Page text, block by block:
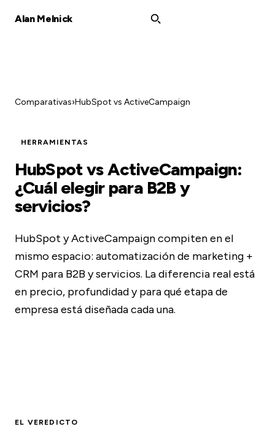
Alan Melnick
Comparativas›HubSpot vs ActiveCampaign
HERRAMIENTAS
HubSpot vs ActiveCampaign:
¿Cuál elegir para B2B y
servicios?
HubSpot y ActiveCampaign compiten en el
mismo espacio: automatización de marketing +
CRM para B2B y servicios. La diferencia real está
en precio, profundidad y para qué etapa de
empresa está diseñada cada una.
EL VEREDICTO